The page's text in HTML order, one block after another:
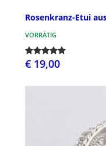
Rosenkranz-Etui
VORRÄTIG
€ 19,00